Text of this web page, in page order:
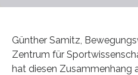
Günther Samitz,
Zentrum für
hat diesen Zusammenhang